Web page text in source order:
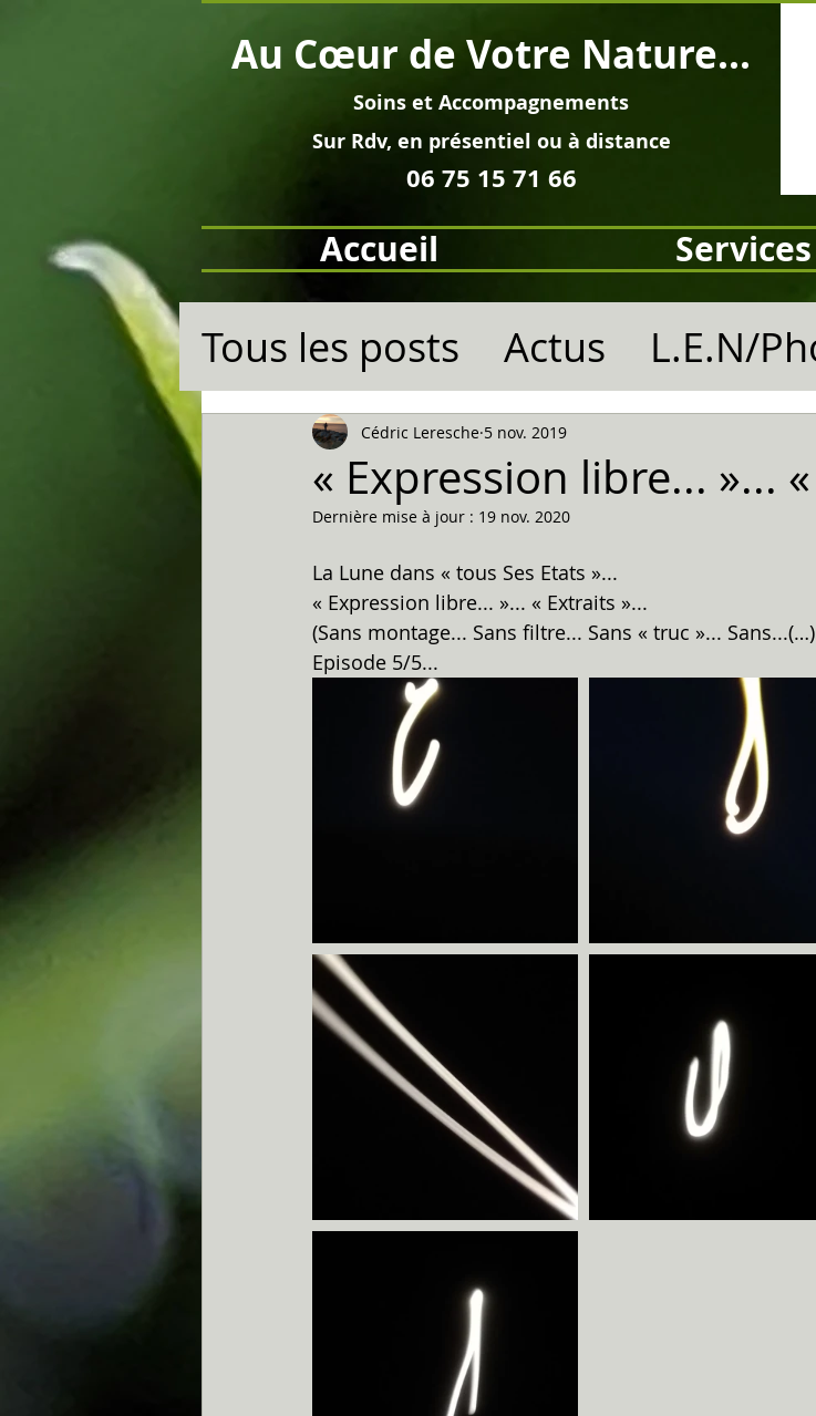
Soins et Accompagnements
Sur Rdv, en présentiel ou à distance
06 75 15 71 66
Au Cœur de Votre Nature...
Accueil Services
Tous les posts Actus L.E.N/
« Expression libre... »...
Cédric Leresche 5 nov. 2019
Dernière mise à jour : 19 nov. 2020
La Lune dans « tous Ses Etats »...
« Expression libre... »... « Extraits »...
(Sans montage... Sans filtre... Sans « truc »...
Episode 5/5...